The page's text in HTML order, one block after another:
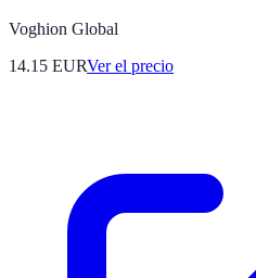
Voghion Global
14.15 EURVer el precio